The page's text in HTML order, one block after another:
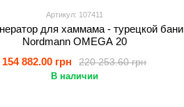
Артикул: 107411
для хаммама - турецкой бани
Nordmann OMEGA 20
220 253.60 грн
154 882.00 грн
В наличии